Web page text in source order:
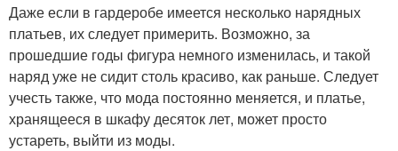
Даже если в гардеробе имеется несколько нарядных
платьев, их следует примерить. Возможно, за
прошедшие годы фигура немного изменилась, и такой
наряд уже не сидит столь красиво, как раньше. Следует
учесть также, что мода постоянно меняется, и платье,
хранящееся в шкафу десяток лет, может просто
устареть, выйти из моды.